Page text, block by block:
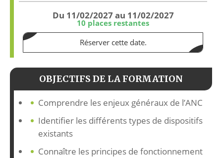
Du 11/02/2027 au 11/02/2027
10 places restantes
Réserver cette date.
OBJECTIFS DE LA FORMATION
Comprendre les enjeux généraux de l’ANC
Identifier les différents types de dispositifs
existants
Connaître les principes de fonctionnement